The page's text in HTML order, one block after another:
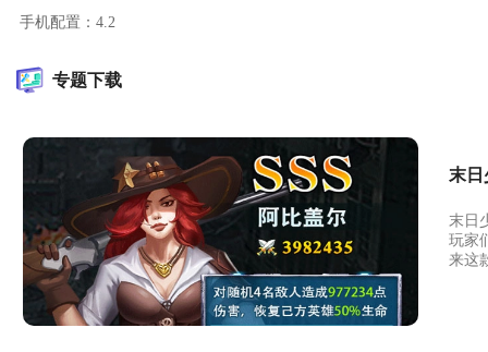
手机配置：4.2
专题下载
末日
末日
玩家
来这